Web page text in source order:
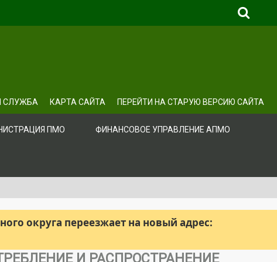
СЛУЖБА КАРТА САЙТА ПЕРЕЙТИ НА СТАРУЮ ВЕРСИЮ САЙТА
ПМО ФИНАНСОВОЕ УПРАВЛЕНИЕ АПМО
округа переезжает на новый адрес:
И РАСПРОСТРАНЕНИЕ